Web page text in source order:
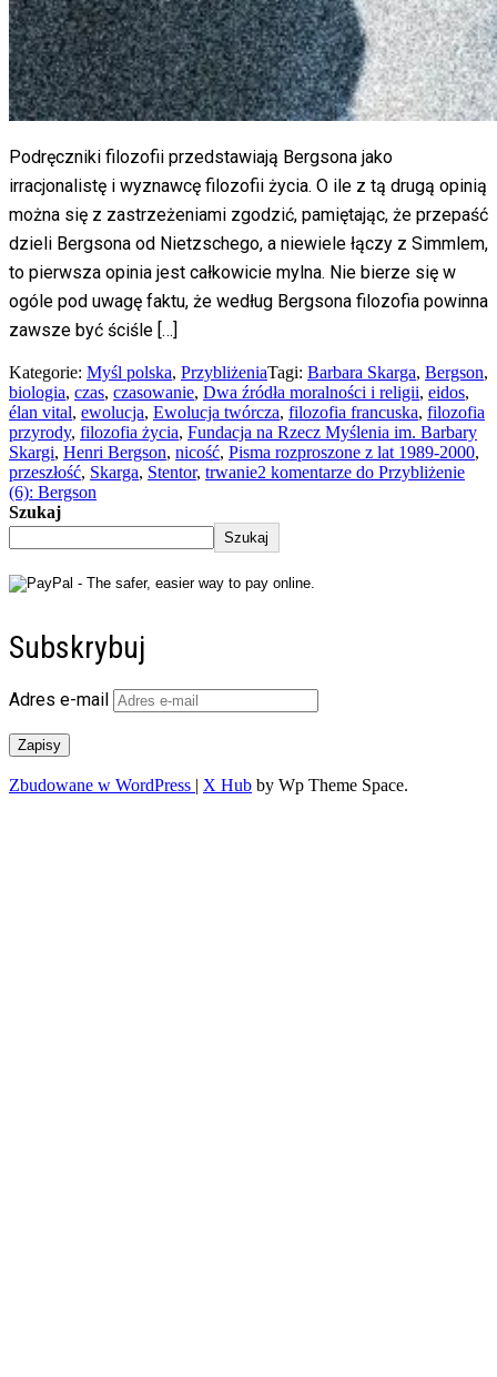
Podręczniki filozofii przedstawiają Bergsona jako
irracjonalistę i wyznawcę filozofii życia. O ile z tą drugą opinią
można się z zastrzeżeniami zgodzić, pamiętając, że przepaść
dzieli Bergsona od Nietzschego, a niewiele łączy z Simmlem,
to pierwsza opinia jest całkowicie mylna. Nie bierze się w
ogóle pod uwagę faktu, że według Bergsona filozofia powinna
zawsze być ściśle […]
Kategorie: Myśl polska, PrzybliżeniaTagi: Barbara Skarga, Bergson,
biologia, czas, czasowanie, Dwa źródła moralności i religii, eidos,
élan vital, ewolucja, Ewolucja twórcza, filozofia francuska, filozofia
przyrody, filozofia życia, Fundacja na Rzecz Myślenia im. Barbary
Skargi, Henri Bergson, nicość, Pisma rozproszone z lat 1989-2000,
przeszłość, Skarga, Stentor, trwanie2 komentarze do Przybliżenie
(6): Bergson
Szukaj
Szukaj
Subskrybuj
Adres e-mail
Zapisy
Zbudowane w WordPress | X Hub by Wp Theme Space.